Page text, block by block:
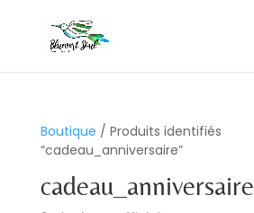
Boutique / Produits identifiés
“cadeau_anniversaire”
cadeau_anniversaire